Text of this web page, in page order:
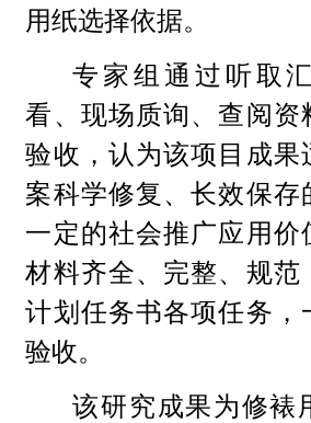
用纸选择依据。
专家组通过听取
看、现场质询、查阅资
验收，认为该项目成果
案科学修复、长效保存
一定的社会推广应用价
材料齐全、完整、规范
计划任务书各项任务，
验收。
该研究成果为修裱